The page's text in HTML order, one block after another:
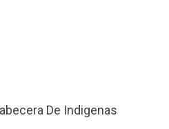
De Indigenas